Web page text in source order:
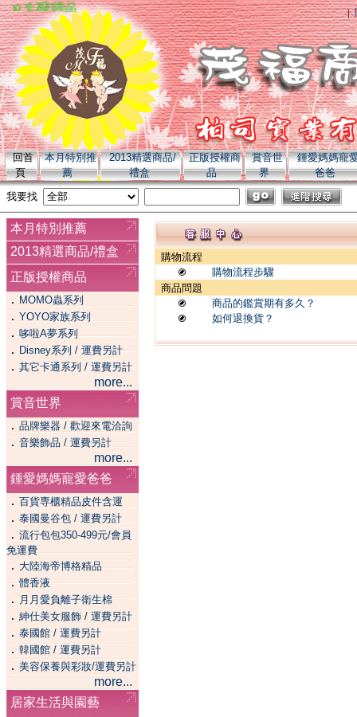
全系列商品 |
回首
頁
本月特別推
薦
2013精選商品/
禮盒
正版授權商
品
賞音世
界
鍾愛媽媽寵
爸爸
我要找
本月特別推薦
2013精選商品/禮盒
正版授權商品
． MOMO蟲系列
． YOYO家族系列
． 哆啦A夢系列
．Disney系列 / 運費另計
．其它卡通系列 / 運費另計
more...
賞音世界
． 品牌樂器 / 歡迎來電洽詢
． 音樂飾品 / 運費另計
more...
鍾愛媽媽寵愛爸爸
． 百貨専櫃精品皮件含運
． 泰國曼谷包 / 運費另計
． 流行包包350-499元/會員
免運費
．大陸海帝博格精品
．體香液
．月月愛負離子衛生棉
．紳仕美女服飾 / 運費另計
．泰國館 / 運費另計
． 韓國館 / 運費另計
． 美容保養與彩妝/運費另計
more...
居家生活與園藝
購物流程
購物流程步驟
商品問題
商品的鑑賞期有多久？
如何退換貨？